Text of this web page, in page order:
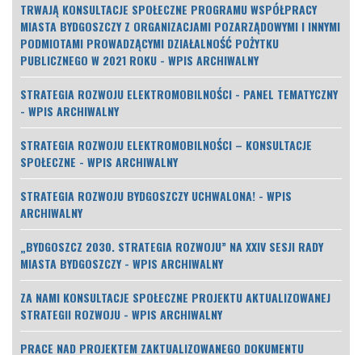
TRWAJĄ KONSULTACJE SPOŁECZNE PROGRAMU WSPÓŁPRACY
MIASTA BYDGOSZCZY Z ORGANIZACJAMI POZARZĄDOWYMI I INNYMI
PODMIOTAMI PROWADZĄCYMI DZIAŁALNOŚĆ POŻYTKU
PUBLICZNEGO W 2021 ROKU - WPIS ARCHIWALNY
STRATEGIA ROZWOJU ELEKTROMOBILNOŚCI - PANEL TEMATYCZNY
- WPIS ARCHIWALNY
STRATEGIA ROZWOJU ELEKTROMOBILNOŚCI – KONSULTACJE
SPOŁECZNE - WPIS ARCHIWALNY
STRATEGIA ROZWOJU BYDGOSZCZY UCHWALONA! - WPIS
ARCHIWALNY
„BYDGOSZCZ 2030. STRATEGIA ROZWOJU” NA XXIV SESJI RADY
MIASTA BYDGOSZCZY - WPIS ARCHIWALNY
ZA NAMI KONSULTACJE SPOŁECZNE PROJEKTU AKTUALIZOWANEJ
STRATEGII ROZWOJU - WPIS ARCHIWALNY
PRACE NAD PROJEKTEM ZAKTUALIZOWANEGO DOKUMENTU